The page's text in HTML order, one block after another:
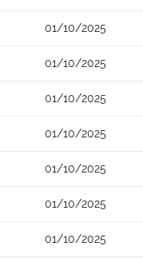
01/10/2025
01/10/2025
01/10/2025
01/10/2025
01/10/2025
01/10/2025
01/10/2025